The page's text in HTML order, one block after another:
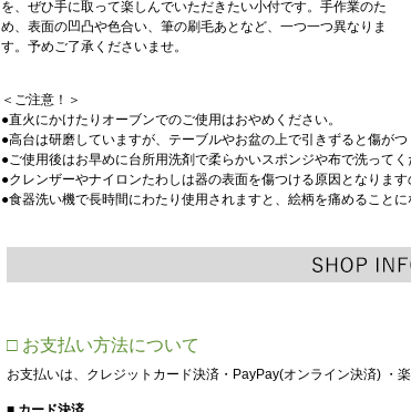
を、ぜひ手に取って楽しんでいただきたい小付です。手作業のた
め、表面の凹凸や色合い、筆の刷毛あとなど、一つ一つ異なりま
す。予めご了承くださいませ。
＜ご注意！＞
●直火にかけたりオーブンでのご使用はおやめください。
●高台は研磨していますが、テーブルやお盆の上で引きずると傷がつ
●ご使用後はお早めに台所用洗剤で柔らかいスポンジや布で洗ってく
●クレンザーやナイロンたわしは器の表面を傷つける原因となります
●食器洗い機で長時間にわたり使用されますと、絵柄を痛めることに
□ お支払い方法について
お支払いは、クレジットカード決済・PayPay(オンライン決済) ・